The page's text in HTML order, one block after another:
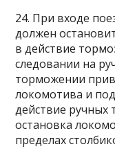
24. При входе
должен
в действие
следовании на
торможении
локомотива и
действие ручных
остановка
пределах